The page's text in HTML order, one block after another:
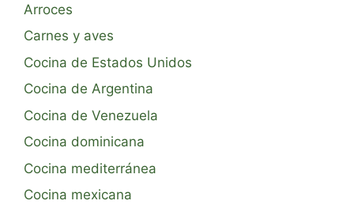
Arroces
Carnes y aves
Cocina de Estados Unidos
Cocina de Argentina
Cocina de Venezuela
Cocina dominicana
Cocina mediterránea
Cocina mexicana